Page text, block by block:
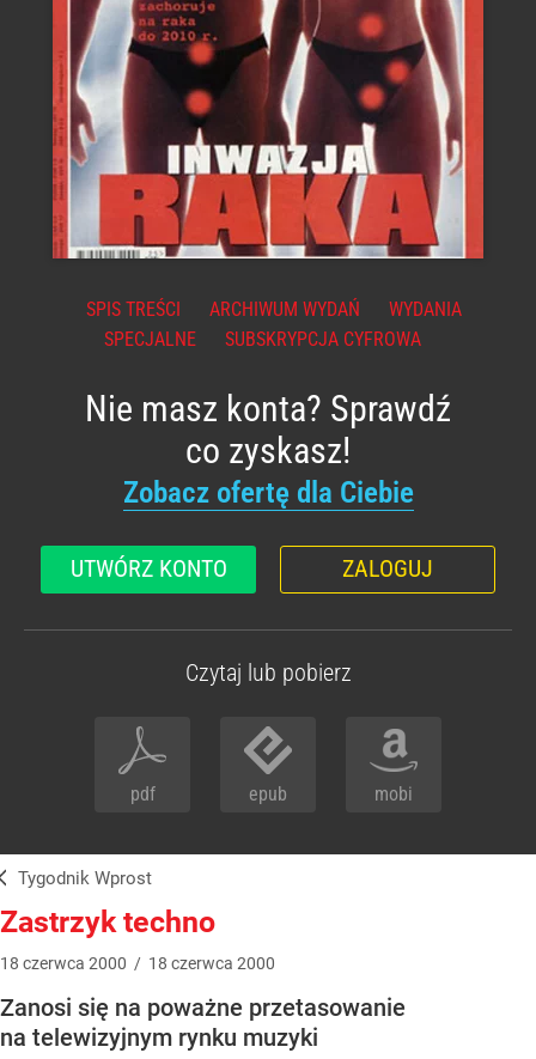
SPIS TREŚCI ARCHIWUM WYDAŃ
WYDANIA
SPECJALNE
SUBSKRYPCJA CYFROWA
Nie masz konta? Sprawdź
co zyskasz!
Zobacz ofertę dla Ciebie
UTWÓRZ KONTO ZALOGUJ
Czytaj lub pobierz
pdf epub mobi
Tygodnik Wprost
Zastrzyk techno
18 czerwca 2000 / 18 czerwca 2000
Zanosi się na poważne przetasowanie
na telewizyjnym rynku muzyki